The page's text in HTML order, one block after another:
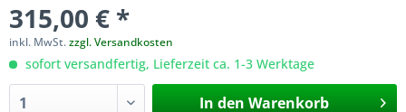
315,00 € *
inkl. MwSt.zzgl. Versandkosten
sofort versandfertig, Lieferzeit ca. 1-3 Werktage
In den Warenkorb